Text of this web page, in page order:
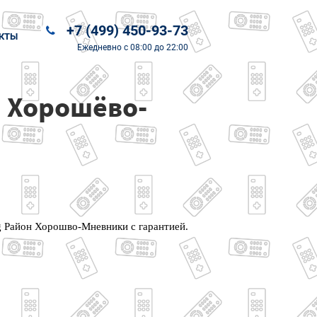
+7 (499) 450-93-73
Ежедневно с 08:00 до 22:00
Хорошёво-
Район Хорошво-Мневники с гарантией.